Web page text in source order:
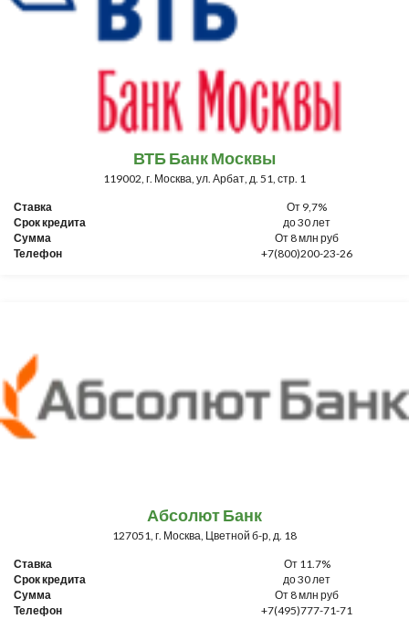
ВТБ Банк Москвы
119002, г. Москва, ул. Арбат, д. 51, стр. 1
Ставка
От 9,7%
Срок кредита
до 30 лет
Сумма
От 8 млн руб
Телефон
+7(800)200-23-26
Абсолют Банк
127051, г. Москва, Цветной б-р, д. 18
Ставка
От 11.7%
Срок кредита
до 30 лет
Сумма
От 8 млн руб
Телефон
+7(495)777-71-71